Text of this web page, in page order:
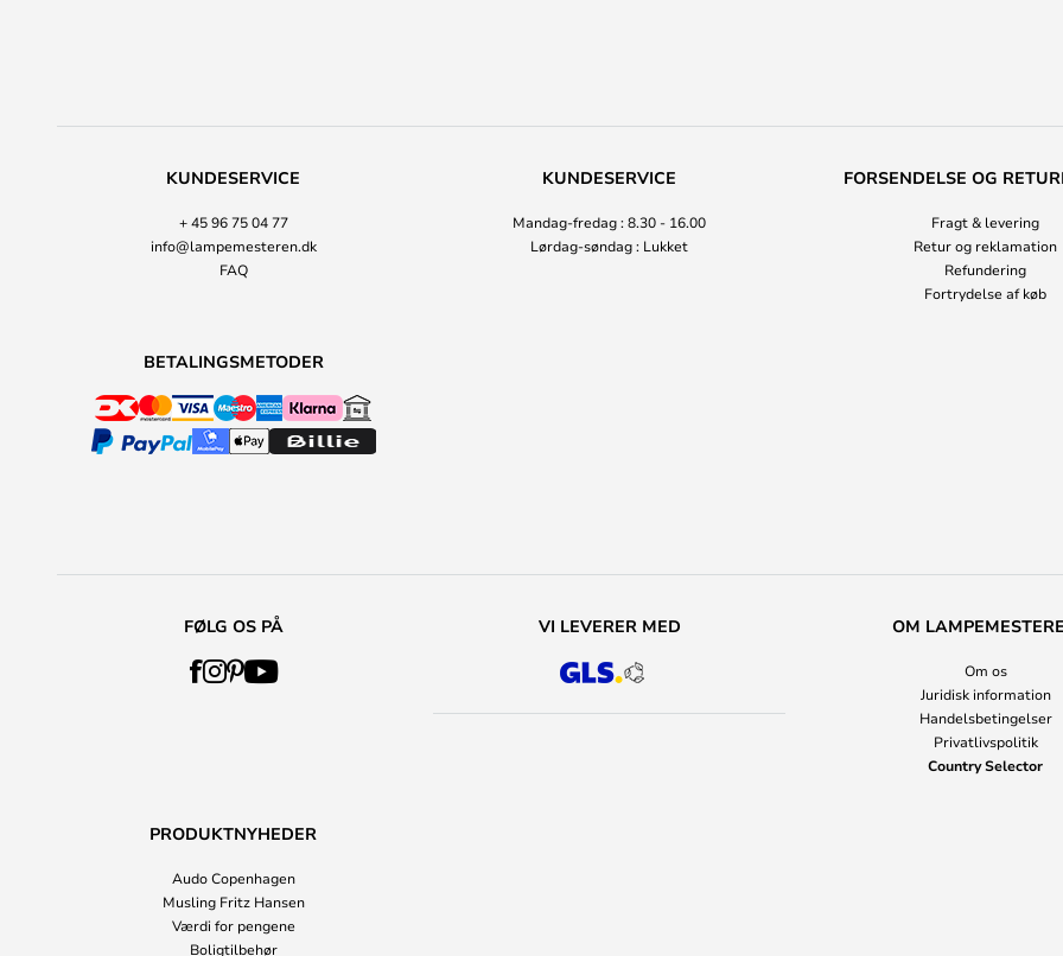
KUNDESERVICE
+ 45 96 75 04 77
info@lampemesteren.dk
FAQ
KUNDESERVICE
Mandag-fredag : 8.30 - 16.00
Lørdag-søndag : Lukket
FORSENDELSE OG
Fragt & levering
Retur og reklamation
Refundering
Fortrydelse af køb
BETALINGSMETODER
FØLG OS PÅ VI LEVERER MED OM
Om os
Juridisk information
Handelsbetingelser
Privatlivspolitik
Country Selector
PRODUKTNYHEDER
Audo Copenhagen
Musling Fritz Hansen
Værdi for pengene
Boligtilbehør